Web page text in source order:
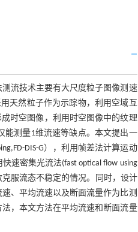
流技术主要有大尺度粒子图像测速
用天然粒子作为示踪物，利用空域互
时空图像，利用时空图像中的纹理
能测量1维流速等缺点。本文提出一
DIS-G），利用帧差法计算运动
速密集光流法(fast optical flow using
克服流态不稳定的情况。同时，设计
、平均流速以及断面流量作为比测
，本文方法在平均流速和断面流量